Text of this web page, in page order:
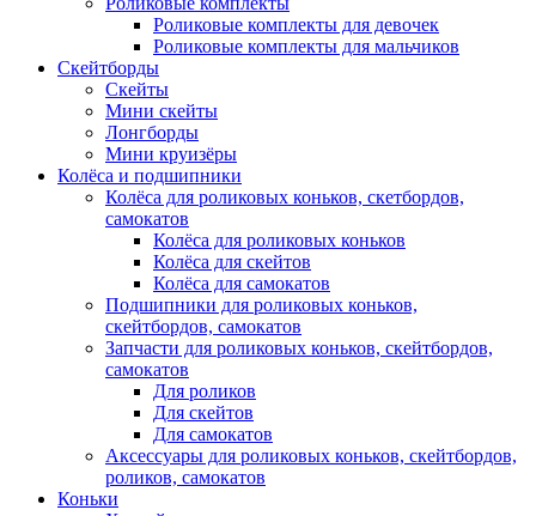
Роликовые комплекты для девочек
Роликовые комплекты для мальчиков
Скейтборды
Скейты
Мини скейты
Лонгборды
Мини круизёры
Колёса и подшипники
Колёса для роликовых коньков, скетбордов,
самокатов
Колёса для роликовых коньков
Колёса для скейтов
Колёса для самокатов
Подшипники для роликовых коньков,
скейтбордов, самокатов
Запчасти для роликовых коньков, скейтбордов,
самокатов
Для роликов
Для скейтов
Для самокатов
Аксессуары для роликовых коньков, скейтбордов,
роликов, самокатов
Коньки